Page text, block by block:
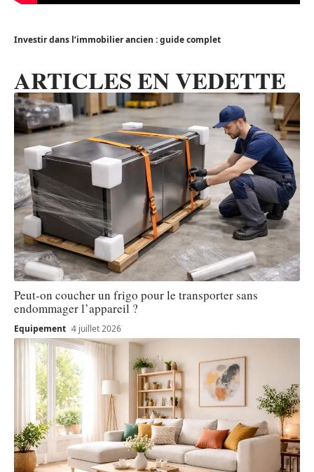
Investir dans l’immobilier ancien : guide complet
ARTICLES EN VEDETTE
Peut-on coucher un frigo pour le transporter sans
endommager l’appareil ?
Equipement 4 juillet 2026